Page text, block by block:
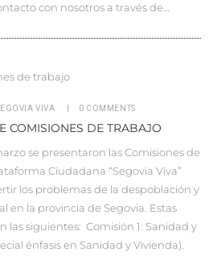
con nosotros a través de…
VIVA 0 COMMENTS
COMISIONES DE TRABAJO
se presentaron las Comisiones de
Ciudadana “Segovia Viva”
los problemas de la despoblación y
en la provincia de Segovia. Estas
las siguientes: Comisión 1: Sanidad y
énfasis en Sanidad y Vivienda).